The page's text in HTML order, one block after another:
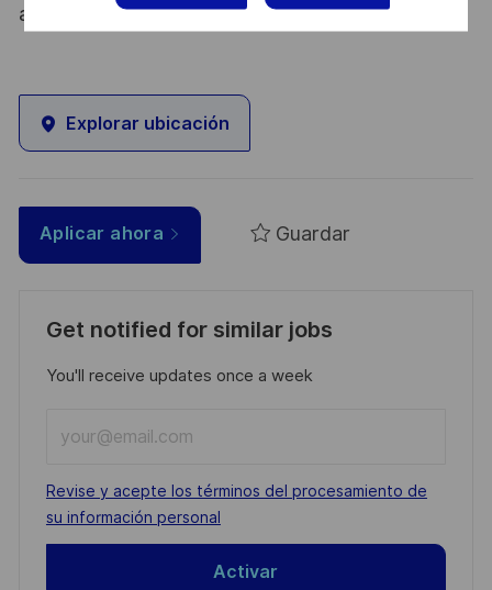
atout. Postulez et rejoignez nous !
Explorar ubicación
Aplicar ahora Guardar
Get notified for similar jobs
You'll receive updates once a week
Email
address
(Required)
Required
Revise y acepte los términos del procesamiento de
su información personal
Activar